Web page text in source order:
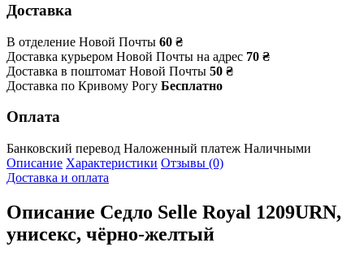
Доставка
В отделение Новой Почты 60 ₴
Доставка курьером Новой Почты на адрес 70 ₴
Доставка в поштомат Новой Почты 50 ₴
Доставка по Кривому Рогу Бесплатно
Оплата
Банковский перевод Наложенный платеж Наличными
Описание Характеристики Отзывы (0)
Доставка и оплата
Описание Седло Selle Royal 1209URN,
унисекс, чёрно-желтый